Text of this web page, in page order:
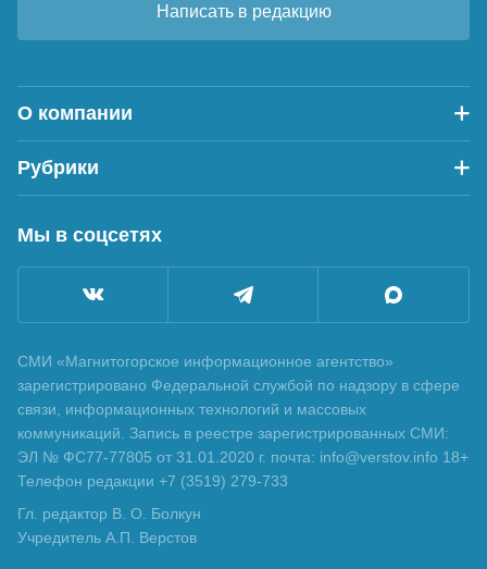
Написать в редакцию
О компании
Рубрики
Мы в соцсетях
СМИ «Магнитогорское информационное агентство»
зарегистрировано Федеральной службой по надзору в сфере
связи, информационных технологий и массовых
коммуникаций. Запись в реестре зарегистрированных СМИ:
ЭЛ № ФС77-77805 от 31.01.2020 г. почта: info@verstov.info 18+
Телефон редакции +7 (3519) 279-733
Гл. редактор В. О. Болкун
Учредитель А.П. Верстов